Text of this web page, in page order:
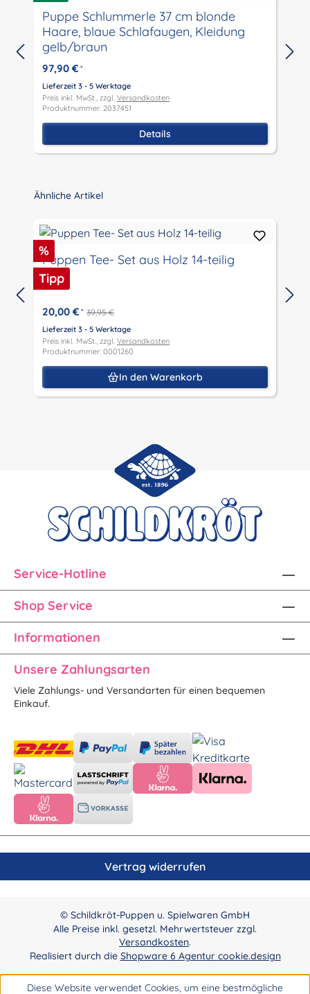
Puppe Schlummerle 37 cm blonde
Haare, blaue Schlafaugen, Kleidung
gelb/braun
97,90 € *
Lieferzeit 3 - 5 Werktage
Preis inkl. MwSt., zzgl. Versandkosten
Produktnummer: 2037451
Details
Produktgalerie überspringen
Ähnliche Artikel
Rabatt
%
Tipp
Puppen Tee- Set aus Holz 14-teilig
20,00 € * 39,95 €
Lieferzeit 3 - 5 Werktage
Preis inkl. MwSt., zzgl. Versandkosten
Produktnummer: 0001260
In den Warenkorb
Service-Hotline
Shop Service
Informationen
Unsere Zahlungsarten
Viele Zahlungs- und Versandarten für einen bequemen
Einkauf.
Vertrag widerrufen
© Schildkröt-Puppen u. Spielwaren GmbH
Alle Preise inkl. gesetzl. Mehrwertsteuer zzgl.
Versandkosten.
Realisiert durch die Shopware 6 Agentur cookie.design
Diese Website verwendet Cookies, um eine bestmögliche